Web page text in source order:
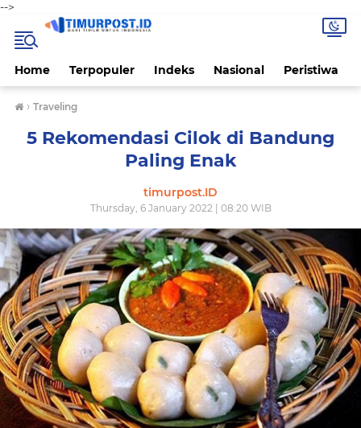
-->
Home Terpopuler Indeks Nasional Peristiwa
› Traveling
5 Rekomendasi Cilok di Bandung
Paling Enak
timurpost.ID
Thursday, 6 January 2022 | 08:20 WIB